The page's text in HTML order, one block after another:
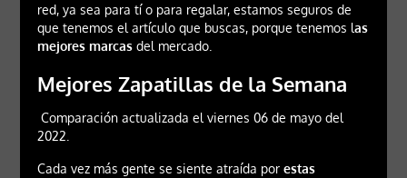
red, ya sea para tí o para regalar, estamos seguros de
que tenemos el artículo que buscas, porque tenemos las
mejores marcasdel mercado.
Mejores Zapatillas de la Semana
Comparación actualizada el viernes 06 de mayo del
2022.
Cada vez más gente se siente atraída por estas